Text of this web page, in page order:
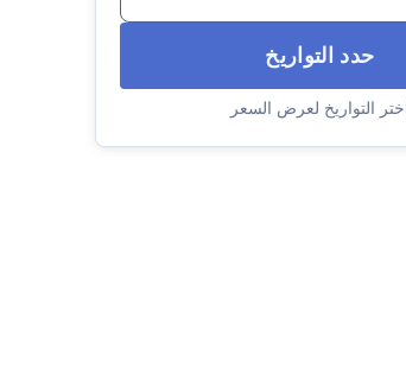
حدد التواريخ
التواريخ لعرض السعر